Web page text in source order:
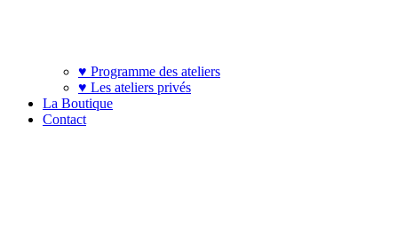
♥ Programme des ateliers
♥ Les ateliers privés
La Boutique
Contact